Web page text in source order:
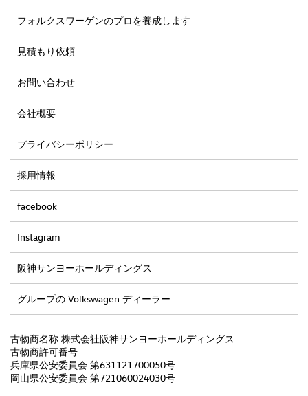
フォルクスワーゲンのプロを養成します
見積もり依頼
お問い合わせ
会社概要
プライバシーポリシー
採用情報
facebook
Instagram
阪神サンヨーホールディングス
グループの Volkswagen ディーラー
古物商名称 株式会社阪神サンヨーホールディングス
古物商許可番号
兵庫県公安委員会 第631121700050号
岡山県公安委員会 第721060024030号